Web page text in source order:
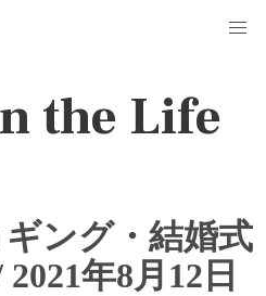
the Life
ング・結婚式
年8月12日